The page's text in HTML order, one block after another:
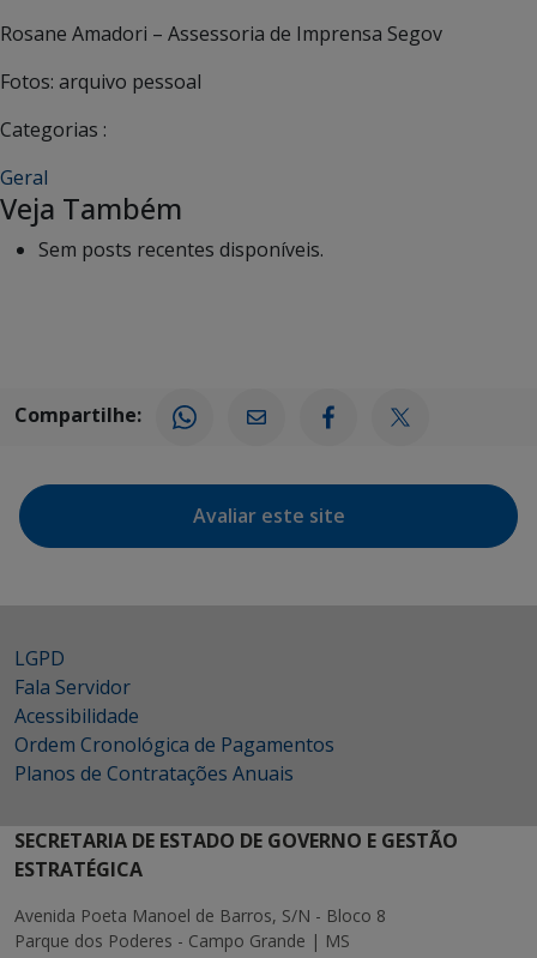
Rosane Amadori – Assessoria de Imprensa Segov
Fotos: arquivo pessoal
Categorias :
Geral
Veja Também
Sem posts recentes disponíveis.
Compartilhe:
Avaliar este site
LGPD
Fala Servidor
Acessibilidade
Ordem Cronológica de Pagamentos
Planos de Contratações Anuais
SECRETARIA DE ESTADO DE GOVERNO E GESTÃO
ESTRATÉGICA
Avenida Poeta Manoel de Barros, S/N - Bloco 8
Parque dos Poderes - Campo Grande | MS